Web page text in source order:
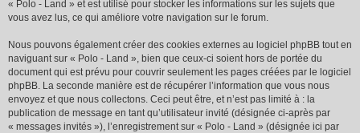
« Polo - Land » et est utilisé pour stocker les informations sur les sujets que
vous avez lus, ce qui améliore votre navigation sur le forum.
Nous pouvons également créer des cookies externes au logiciel phpBB tout en
naviguant sur « Polo - Land », bien que ceux-ci soient hors de portée du
document qui est prévu pour couvrir seulement les pages créées par le logiciel
phpBB. La seconde manière est de récupérer l’information que vous nous
envoyez et que nous collectons. Ceci peut être, et n’est pas limité à : la
publication de message en tant qu’utilisateur invité (désignée ci-après par
« messages invités »), l’enregistrement sur « Polo - Land » (désignée ici par